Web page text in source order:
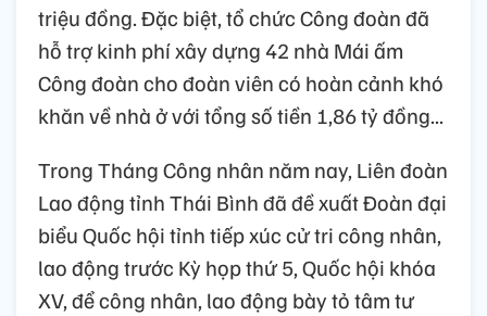
triệu đồng. Đặc biệt, tổ chức Công đoàn đã
hỗ trợ kinh phí xây dựng 42 nhà Mái ấm
Công đoàn cho đoàn viên có hoàn cảnh khó
khăn về nhà ở với tổng số tiền 1,86 tỷ đồng...
Trong Tháng Công nhân năm nay, Liên đoàn
Lao động tỉnh Thái Bình đã đề xuất Đoàn đại
biểu Quốc hội tỉnh tiếp xúc cử tri công nhân,
lao động trước Kỳ họp thứ 5, Quốc hội khóa
XV, để công nhân, lao động bày tỏ tâm tư